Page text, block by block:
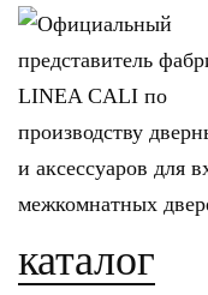
каталог